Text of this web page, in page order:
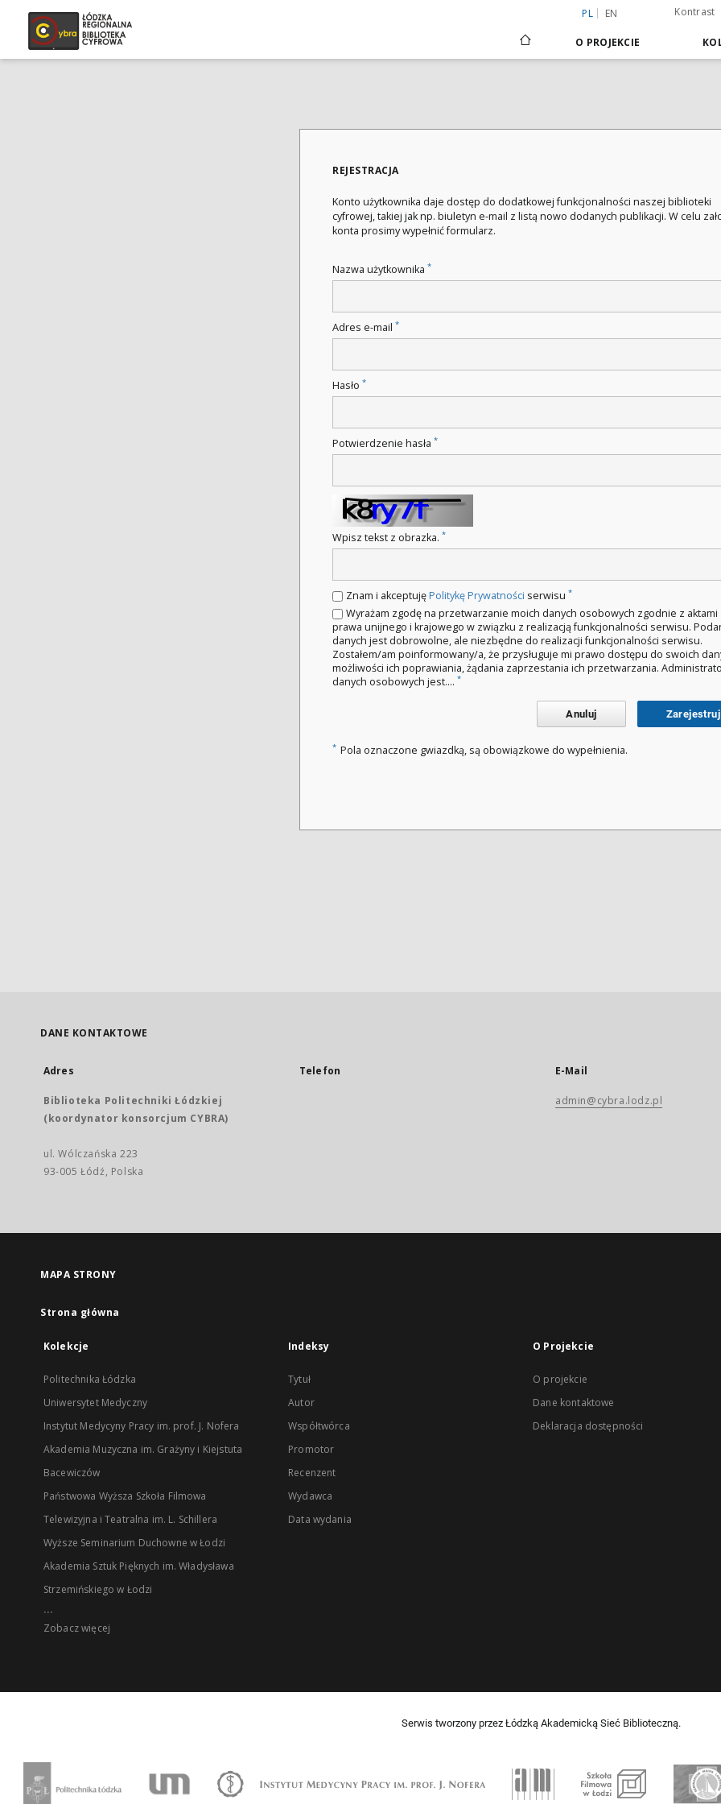
PL EN Kontrast
O PROJEKCIE
REJESTRACJA
Konto użytkownika daje dostęp do dodatkowej funkcjonalności naszej biblioteki
cyfrowej, takiej jak np. biuletyn e-mail z listą nowo dodanych publikacji. W celu
konta prosimy wypełnić formularz.
Nazwa użytkownika *
Adres e-mail *
Hasło *
Potwierdzenie hasła *
Wpisz tekst z obrazka. *
Znam i akceptujęPolitykę Prywatności serwisu *
Wyrażam zgodę na przetwarzanie moich danych osobowych zgodnie z aktami
prawa unijnego i krajowego w związku z realizacją funkcjonalności serwisu.
danych jest dobrowolne, ale niezbędne do realizacji funkcjonalności serwisu.
Zostałem/am poinformowany/a, że przysługuje mi prawo dostępu do swoich
możliwości ich poprawiania, żądania zaprzestania ich przetwarzania.
danych osobowych jest.... *
Anuluj Zarejestruj
* Pola oznaczone gwiazdką, są obowiązkowe do wypełnienia.
DANE KONTAKTOWE
Adres
Biblioteka Politechniki Łódzkiej
(koordynator konsorcjum CYBRA)
ul. Wólczańska 223
93-005 Łódź, Polska
Telefon E-Mail
admin@cybra.lodz.pl
MAPA STRONY
Strona główna
Kolekcje
Politechnika Łódzka
Uniwersytet Medyczny
Instytut Medycyny Pracy im. prof. J. Nofera
Akademia Muzyczna im. Grażyny i Kiejstuta
Bacewiczów
Państwowa Wyższa Szkoła Filmowa
Telewizyjna i Teatralna im. L. Schillera
Wyższe Seminarium Duchowne w Łodzi
Akademia Sztuk Pięknych im. Władysława
Strzemińskiego w Łodzi
...
Zobacz więcej
Indeksy
Tytuł
Autor
Współtwórca
Promotor
Recenzent
Wydawca
Data wydania
O Projekcie
O projekcie
Dane kontaktowe
Deklaracja dostępności
Serwis tworzony przez Łódzką Akademicką Sieć Biblioteczną.